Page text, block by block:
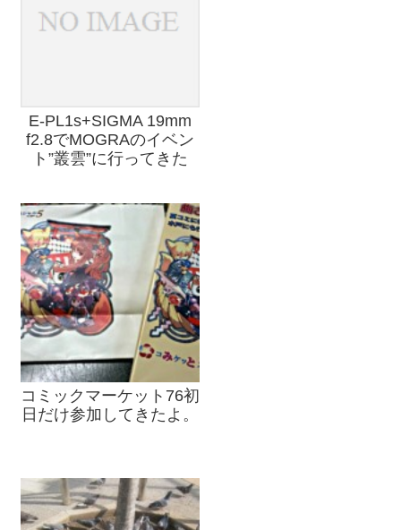
E-PL1s+SIGMA 19mm
f2.8でMOGRAのイベン
ト”叢雲”に行ってきた
コミックマーケット76初
日だけ参加してきたよ。